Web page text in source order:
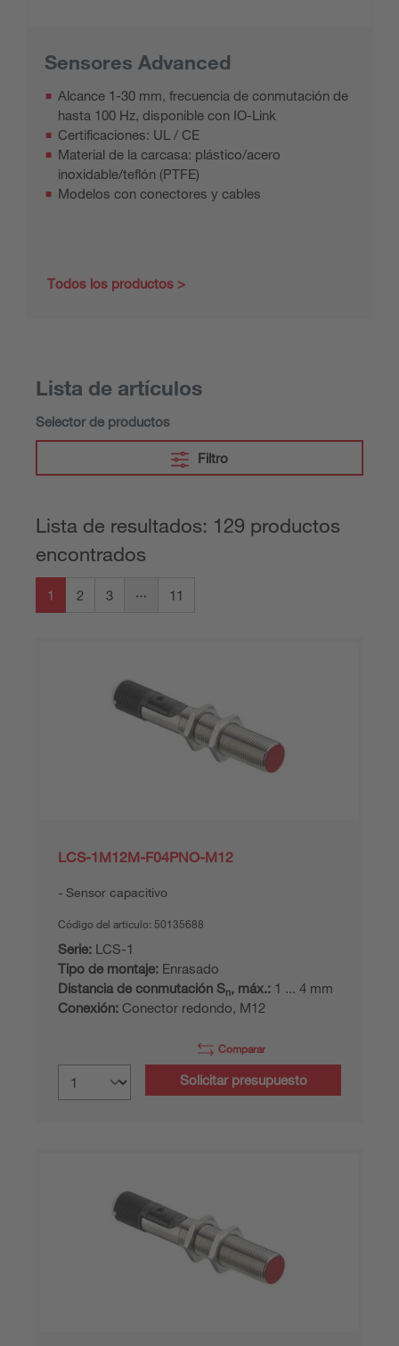
Sensores Advanced
Alcance 1-30 mm, frecuencia de conmutación de
hasta 100 Hz, disponible con IO-Link
Certificaciones: UL / CE
Material de la carcasa: plástico/acero
inoxidable/teflón (PTFE)
Modelos con conectores y cables
Todos los productos
Lista de artículos
Selector de productos
Filtro
Lista de resultados: 129 productos
encontrados
1 2 3 11
LCS-1M12M-F04PNO-M12
Sensor capacitivo
Código del articulo: 50135688
Serie: LCS-1
Tipo de montaje: Enrasado
Distancia de conmutación Sn, máx.: 1 ... 4 mm
Conexión: Conector redondo, M12
Comparar
Solicitar presupuesto